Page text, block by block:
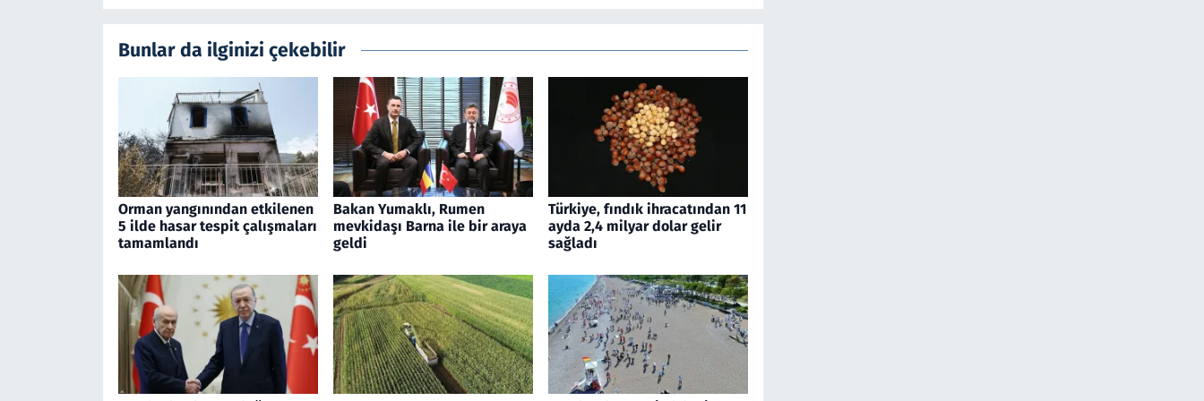
Bunlar da ilginizi çekebilir
Orman yangınından etkilenen
5 ilde hasar tespit çalışmaları
tamamlandı
Bakan Yumaklı, Rumen
mevkidaşı Barna ile bir araya
geldi
Türkiye, fındık ihracatından 11
ayda 2,4 milyar dolar gelir
sağladı